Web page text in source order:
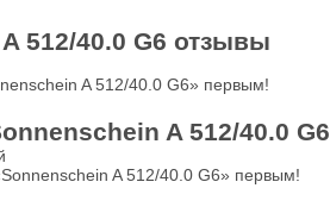
512/40.0 G6 отзывы
A 512/40.0 G6» первым!
A 512/40.0 G6
A 512/40.0 G6» первым!